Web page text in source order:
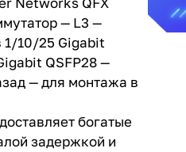
— L3 —
1/10/25 Gigabit
QSFP28 —
— для монтажа в
богатые
задержкой и